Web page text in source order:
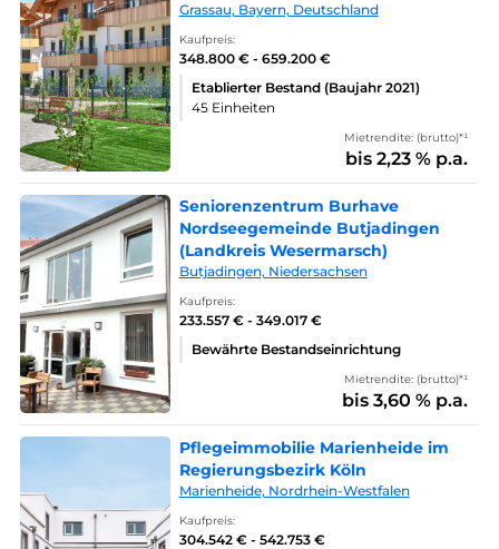
Grassau, Bayern, Deutschland
Kaufpreis:
348.800 € - 659.200 €
Etablierter Bestand (Baujahr 2021)
45 Einheiten
Mietrendite: (brutto)*¹
bis 2,23 % p.a.
Seniorenzentrum Burhave
Nordseegemeinde Butjadingen
(Landkreis Wesermarsch)
Butjadingen, Niedersachsen
Kaufpreis:
233.557 € - 349.017 €
Bewährte Bestandseinrichtung
Mietrendite: (brutto)*¹
bis 3,60 % p.a.
Pflegeimmobilie Marienheide im
Regierungsbezirk Köln
Marienheide, Nordrhein-Westfalen
Kaufpreis:
304.542 € - 542.753 €